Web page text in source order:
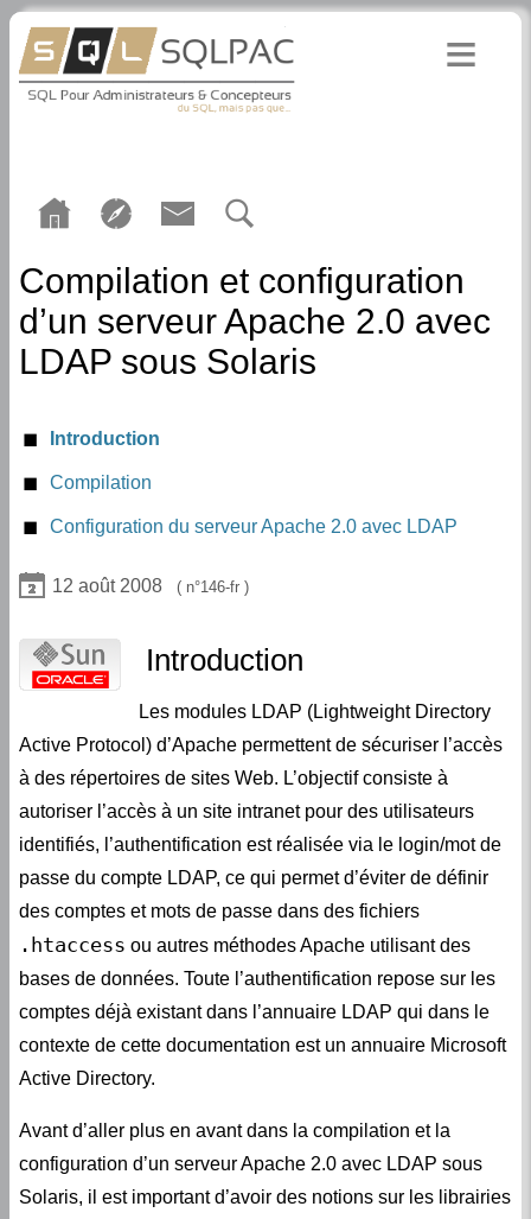
Compilation et configuration
d’un serveur Apache 2.0 avec
LDAP sous Solaris
Introduction
Compilation
Pré-requis de l’environnement de compilation
Commandes make et make install
Opérations post-installation
Configuration du serveur Apache 2.0 avec LDAP
Directives LDAP dans le fichier httpd.conf pour
sécuriser l’accès à un site
12 août 2008 146-fr
Introduction
Les modules LDAP (Lightweight Directory
Active Protocol) d’Apache permettent de sécuriser l’accès
à des répertoires de sites Web. L’objectif consiste à
autoriser l’accès à un site intranet pour des utilisateurs
identifiés, l’authentification est réalisée via le login/mot de
passe du compte LDAP, ce qui permet d’éviter de définir
des comptes et mots de passe dans des fichiers
.htaccess ou autres méthodes Apache utilisant des
bases de données. Toute l’authentification repose sur les
comptes déjà existant dans l’annuaire LDAP qui dans le
contexte de cette documentation est un annuaire Microsoft
Active Directory.
Avant d’aller plus en avant dans la compilation et la
configuration d’un serveur Apache 2.0 avec LDAP sous
Solaris, il est important d’avoir des notions sur les librairies